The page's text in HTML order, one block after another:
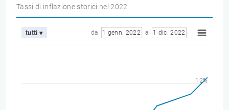
Tassi di inflazione storici nel 2022
tutti ▾ da 1 genn. 2022 a 1 dic. 2022
12%